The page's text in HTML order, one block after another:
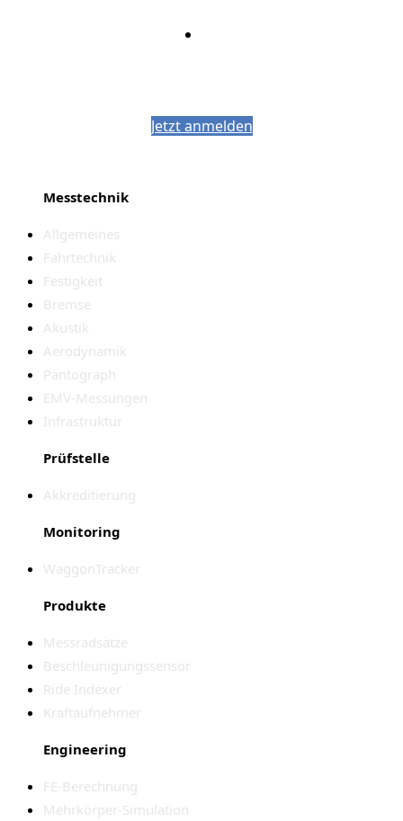
Jetzt anmelden
Messtechnik
Allgemeines
Fahrtechnik
Festigkeit
Bremse
Akustik
Aerodynamik
Pantograph
EMV-Messungen
Infrastruktur
Prüfstelle
Akkreditierung
Monitoring
WaggonTracker
Produkte
Messradsätze
Beschleunigungssensor
Ride Indexer
Kraftaufnehmer
Engineering
FE-Berechnung
Mehrkörper-Simulation